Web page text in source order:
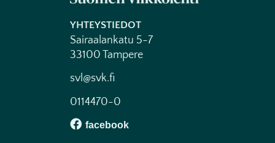
YHTEYSTIEDOT
Sairaalankatu 5-7
33100 Tampere
svl@svk.fi
0114470-0